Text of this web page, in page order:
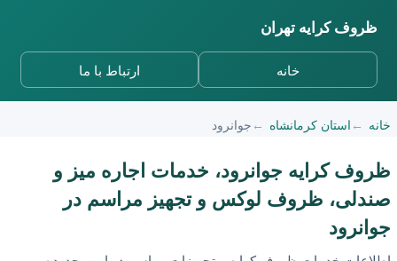
ظروف کرایه تهران
خانه ارتباط با ما
خانه استان کرمانشاه جوانرود
ظروف کرایه جوانرود، خدمات اجاره میز و
صندلی، ظروف لوکس و تجهیز مراسم در
جوانرود